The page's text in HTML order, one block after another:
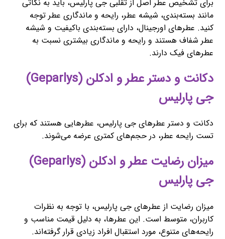
برای تشخیص عطر اصل از تقلبی جی پارلیس، باید به نکاتی
مانند بسته‌بندی، شیشه عطر، رایحه و ماندگاری عطر توجه
کنید. عطرهای اورجینال، دارای بسته‌بندی باکیفیت و شیشه
عطر شفاف هستند و رایحه و ماندگاری بیشتری نسبت به
عطرهای فیک دارند.
دکانت و دستر عطر و ادکلن (Geparlys)
جی پارلیس
دکانت و دستر عطرهای جی پارلیس، عطرهایی هستند که برای
تست رایحه عطر، در حجم‌های کمتری عرضه می‌شوند.
میزان رضایت عطر و ادکلن (Geparlys)
جی پارلیس
میزان رضایت از عطرهای جی پارلیس، با توجه به نظرات
کاربران، متوسط است. این عطرها، به دلیل قیمت مناسب و
رایحه‌های متنوع، مورد استقبال افراد زیادی قرار گرفته‌اند.